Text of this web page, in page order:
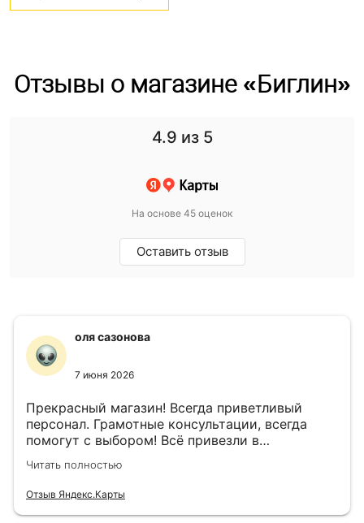
Отзывы о магазине «Биглин»
4.9 из 5
На основе 45 оценок
Оставить отзыв
оля сазонова
7 июня 2026
Прекрасный магазин! Всегда приветливый
персонал. Грамотные консультации, всегда
помогут с выбором! Всё привезли в
назначенный день!
Читать полностью
Отзыв Яндекс.Карты